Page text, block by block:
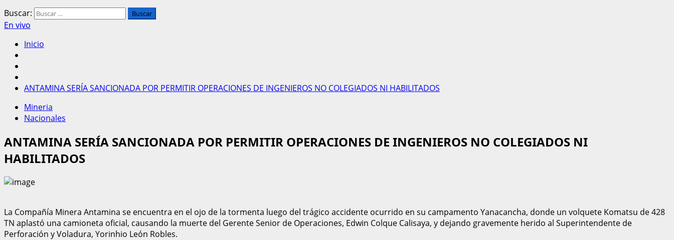
Buscar:
En vivo
Inicio
ANTAMINA SERÍA SANCIONADA POR PERMITIR OPERACIONES DE INGENIEROS NO COLEGIADOS NI HABILITADOS
Mineria
Nacionales
ANTAMINA SERÍA SANCIONADA POR PERMITIR OPERACIONES DE INGENIEROS NO COLEGIADOS NI
HABILITADOS
La Compañía Minera Antamina se encuentra en el ojo de la tormenta luego del trágico accidente ocurrido en su campamento Yanacancha, donde un volquete Komatsu de 428
TN aplastó una camioneta oficial, causando la muerte del Gerente Senior de Operaciones, Edwin Colque Calisaya, y dejando gravemente herido al Superintendente de
Perforación y Voladura, Yorinhio León Robles.